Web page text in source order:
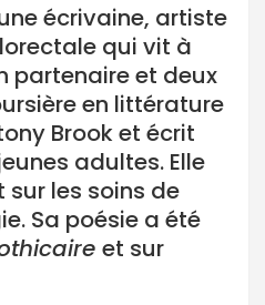
écrivaine, artiste
qui vit à
partenaire et deux
en littérature
Brook et écrit
adultes. Elle
les soins de
Sa poésie a été
et sur